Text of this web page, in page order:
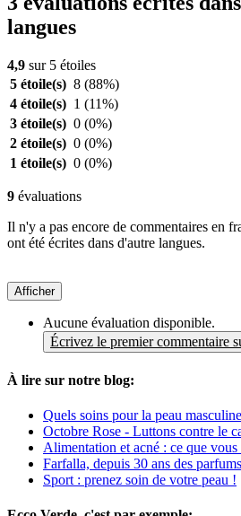
langues
4,9 sur 5 étoiles
5 étoile(s) 8 (88%)
4 étoile(s) 1 (11%)
3 étoile(s) 0 (0%)
2 étoile(s) 0 (0%)
1 étoile(s) 0 (0%)
9 évaluations
Il n'y a pas encore de commentaires en
ont été écrites dans d'autre langues.
Afficher
Aucune évaluation disponible.
Écrivez le premier commentaire
À lire sur notre blog:
Quels soins pour la peau
Octobre Rose - Luttons contre le
Alimentation et acné : ce que
Farfalla, depuis 30 ans des
Sport : prenez soin de votre peau !